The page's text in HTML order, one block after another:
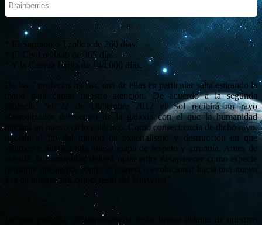
* El Sagrado o Tzolkin de 260 días.
* El Civil o Haab de 365 días.
* Y la Cuenta Larga de 144.000 días.
De las 7 profecías mayas, una de ellas en particular salta estirando la
mano para captar nuestra atención. De acuerdo a la segunda
profecía, “el 22 de Diciembre 2012 el Sol recibirá un rayo
sincronizador del centro de la galaxia con el que la humanidad
iniciará un nuevo ciclo galáctico. Como consecuencia de dicho rayo,
iniciará el fin del mundo de materialismo y destrucción en que
vivimos e iniciará una nueva etapa de respeto y armonía. Antes de
ese día, la humanidad deberá optar entre desaparecer como especie
pensante que atenta contra el planeta o evolucionar hacia una nueva
Era de integración con el resto del Universo”.
De esta profecía, de inmediato la fecha brinca delante de nuestros